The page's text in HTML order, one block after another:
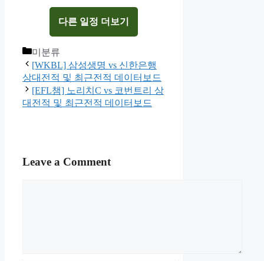
다른 일정 더보기
Categories
미분류
[WKBL] 삼성생명 vs 신한은행
상대전적 및 최근전적 데이터보드
[EFL챔] 노리치C vs 코번트리 상
대전적 및 최근전적 데이터보드
Leave a Comment